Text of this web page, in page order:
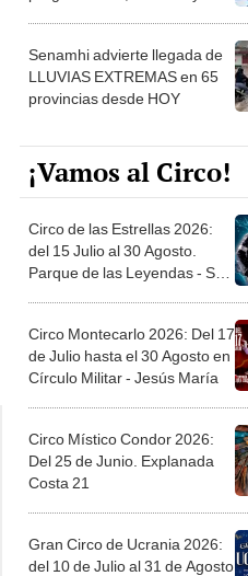
Senamhi advierte llegada de
LLUVIAS EXTREMAS en 65
provincias desde HOY
¡Vamos al Circo!
Circo de las Estrellas 2026:
del 15 Julio al 30 Agosto.
Parque de las Leyendas - San
Circo Montecarlo 2026: Del 17
de Julio hasta el 30 Agosto en
Círculo Militar - Jesús María
Circo Místico Condor 2026:
Del 25 de Junio. Explanada
Costa 21
Gran Circo de Ucrania 2026:
del 10 de Julio al 31 de Agosto